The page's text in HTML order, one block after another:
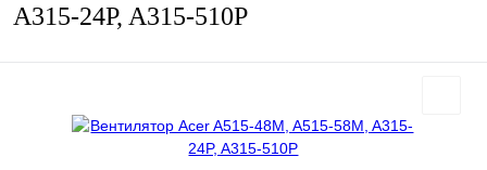
A315-24P, A315-510P